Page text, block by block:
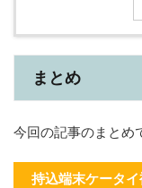
まとめ
今回の記事のまとめ
持込端末ケータ